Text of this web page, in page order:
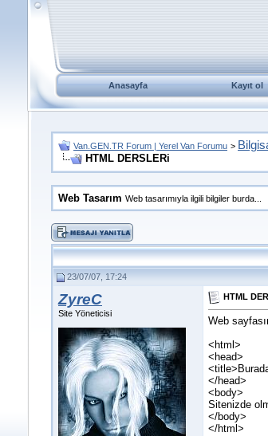
Anasayfa Kayıt ol
Van.GEN.TR Forum | Yerel Van Forumu >
HTML DERSLERi
Web Tasarım Web tasarımıyla ilgili bilgiler burda...
23/07/07, 17:24
ZyreC
Site Yöneticisi
HTML
Web
<html>
<head>
</head>
<body>
Sitenizde
</body>
</html>